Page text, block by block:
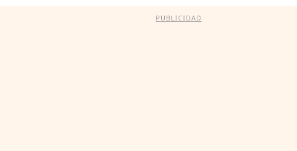
PUBLICIDAD